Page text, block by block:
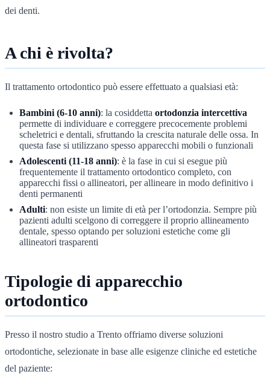
dei denti.
A chi è rivolta?
Il trattamento ortodontico può essere effettuato a qualsiasi età:
Bambini (6-10 anni): la cosiddetta ortodonzia intercettiva
permette di individuare e correggere precocemente problemi
scheletrici e dentali, sfruttando la crescita naturale delle ossa. In
questa fase si utilizzano spesso apparecchi mobili o funzionali
Adolescenti (11-18 anni): è la fase in cui si esegue più
frequentemente il trattamento ortodontico completo, con
apparecchi fissi o allineatori, per allineare in modo definitivo i
denti permanenti
Adulti: non esiste un limite di età per l’ortodonzia. Sempre più
pazienti adulti scelgono di correggere il proprio allineamento
dentale, spesso optando per soluzioni estetiche come gli
allineatori trasparenti
Tipologie di apparecchio
ortodontico
Presso il nostro studio a Trento offriamo diverse soluzioni
ortodontiche, selezionate in base alle esigenze cliniche ed estetiche
del paziente: